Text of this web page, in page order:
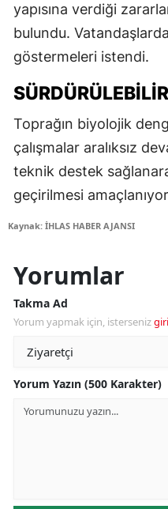
yapısına verdiği
bulundu.
göstermeleri istendi.
Toprağın biyolojik
çalışmalar aralıksız
teknik destek
geçirilmesi
Kaynak: İHLAS HABER AJANSI
Yorumlar
Takma Ad
Yorum yapmak için, isterseniz
Yorum Yazın (500 Karakter)